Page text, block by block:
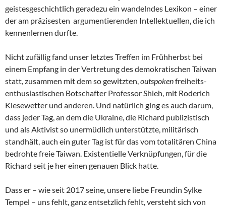
geistesgeschichtlich geradezu ein wandelndes Lexikon – einer
der am präzisesten argumentierenden Intellektuellen, die ich
kennenlernen durfte.
Nicht zufällig fand unser letztes Treffen im Frühherbst bei
einem Empfang in der Vertretung des demokratischen Taiwan
statt, zusammen mit dem so gewitzten,outspokenfreiheits-
enthusiastischen Botschafter Professor Shieh, mit Roderich
Kiesewetter und anderen. Und natürlich ging es auch darum,
dass jeder Tag, an dem die Ukraine, die Richard publizistisch
und als Aktivist so unermüdlich unterstützte, militärisch
standhält, auch ein guter Tag ist für das vom totalitären China
bedrohte freie Taiwan. Existentielle Verknüpfungen, für die
Richard seit je her einen genauen Blick hatte.
Dass er – wie seit 2017 seine, unsere liebe Freundin Sylke
Tempel – uns fehlt, ganz entsetzlich fehlt, versteht sich von